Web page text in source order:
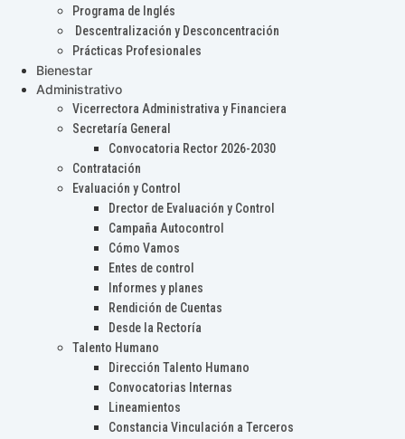
Programa de Inglés
Descentralización y Desconcentración
Prácticas Profesionales
Bienestar
Administrativo
Vicerrectora Administrativa y Financiera
Secretaría General
Convocatoria Rector 2026-2030
Contratación
Evaluación y Control
Drector de Evaluación y Control
Campaña Autocontrol
Cómo Vamos
Entes de control
Informes y planes
Rendición de Cuentas
Desde la Rectoría
Talento Humano
Dirección Talento Humano
Convocatorias Internas
Lineamientos
Constancia Vinculación a Terceros